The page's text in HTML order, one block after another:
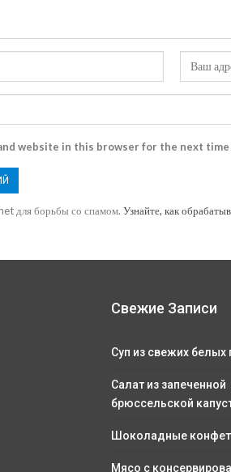
and website in this browser for the next
для борьбы со спамом. Узнайте, как
Свежие Записи
Суп из свежих белых
Салат из запеченной
брюссельской
Шоколадные
Мясо с